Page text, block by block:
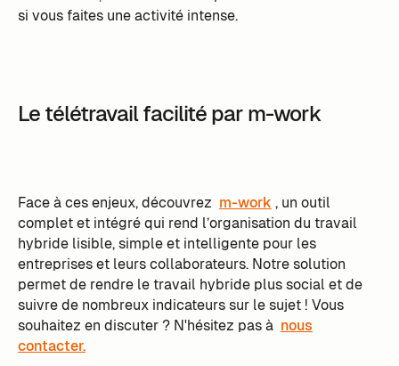
si vous faites une activité intense.
Le télétravail facilité par m-work
Face à ces enjeux, découvrez m-work , un outil
complet et intégré qui rend l’organisation du travail
hybride lisible, simple et intelligente pour les
entreprises et leurs collaborateurs. Notre solution
permet de rendre le travail hybride plus social et de
suivre de nombreux indicateurs sur le sujet ! Vous
souhaitez en discuter ? N'hésitez pas à nous
contacter.